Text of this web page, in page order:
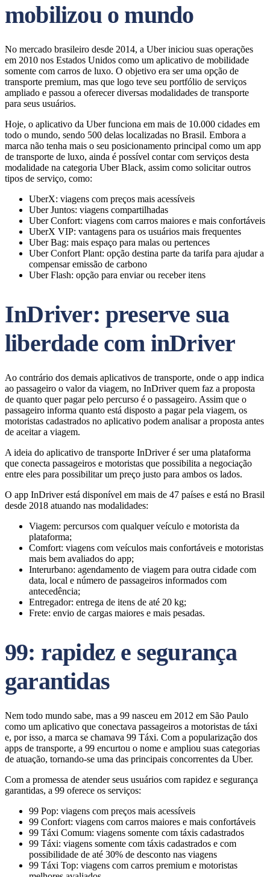
mobilizou o mundo
No mercado brasileiro desde 2014, a Uber iniciou suas operações
em 2010 nos Estados Unidos como um aplicativo de mobilidade
somente com carros de luxo. O objetivo era ser uma opção de
transporte premium, mas que logo teve seu portfólio de serviços
ampliado e passou a oferecer diversas modalidades de transporte
para seus usuários.
Hoje, o aplicativo da Uber funciona em mais de 10.000 cidades em
todo o mundo, sendo 500 delas localizadas no Brasil. Embora a
marca não tenha mais o seu posicionamento principal como um app
de transporte de luxo, ainda é possível contar com serviços desta
modalidade na categoria Uber Black, assim como solicitar outros
tipos de serviço, como:
UberX: viagens com preços mais acessíveis
Uber Juntos: viagens compartilhadas
Uber Confort: viagens com carros maiores e mais confortáveis
UberX VIP: vantagens para os usuários mais frequentes
Uber Bag: mais espaço para malas ou pertences
Uber Confort Plant: opção destina parte da tarifa para ajudar a
compensar emissão de carbono
Uber Flash: opção para enviar ou receber itens
InDriver: preserve sua
liberdade com inDriver
Ao contrário dos demais aplicativos de transporte, onde o app indica
ao passageiro o valor da viagem, no InDriver quem faz a proposta
de quanto quer pagar pelo percurso é o passageiro. Assim que o
passageiro informa quanto está disposto a pagar pela viagem, os
motoristas cadastrados no aplicativo podem analisar a proposta antes
de aceitar a viagem.
A ideia do aplicativo de transporte InDriver é ser uma plataforma
que conecta passageiros e motoristas que possibilita a negociação
entre eles para possibilitar um preço justo para ambos os lados.
O app InDriver está disponível em mais de 47 países e está no Brasil
desde 2018 atuando nas modalidades:
Viagem: percursos com qualquer veículo e motorista da
plataforma;
Comfort: viagens com veículos mais confortáveis e motoristas
mais bem avaliados do app;
Interurbano: agendamento de viagem para outra cidade com
data, local e número de passageiros informados com
antecedência;
Entregador: entrega de itens de até 20 kg;
Frete: envio de cargas maiores e mais pesadas.
99: rapidez e segurança
garantidas
Nem todo mundo sabe, mas a 99 nasceu em 2012 em São Paulo
como um aplicativo que conectava passageiros a motoristas de táxi
e, por isso, a marca se chamava 99 Táxi. Com a popularização dos
apps de transporte, a 99 encurtou o nome e ampliou suas categorias
de atuação, tornando-se uma das principais concorrentes da Uber.
Com a promessa de atender seus usuários com rapidez e segurança
garantidas, a 99 oferece os serviços:
99 Pop: viagens com preços mais acessíveis
99 Confort: viagens com carros maiores e mais confortáveis
99 Táxi Comum: viagens somente com táxis cadastrados
99 Táxi: viagens somente com táxis cadastrados e com
possibilidade de até 30% de desconto nas viagens
99 Táxi Top: viagens com carros premium e motoristas